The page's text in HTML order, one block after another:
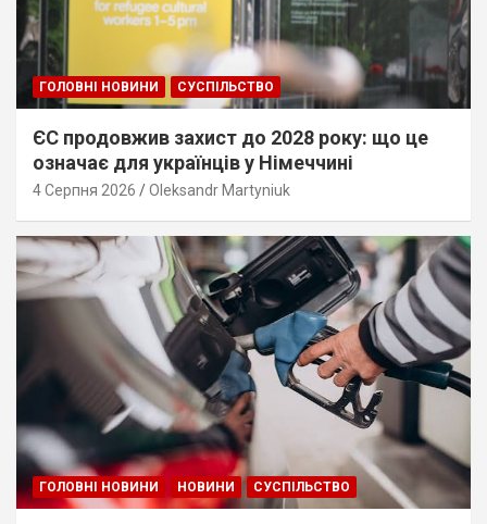
ГОЛОВНІ НОВИНИ СУСПІЛЬСТВО
ЄС продовжив захист до 2028 року: що це
означає для українців у Німеччині
4 Серпня 2026 Oleksandr Martyniuk
ГОЛОВНІ НОВИНИ НОВИНИ СУСПІЛЬСТВО